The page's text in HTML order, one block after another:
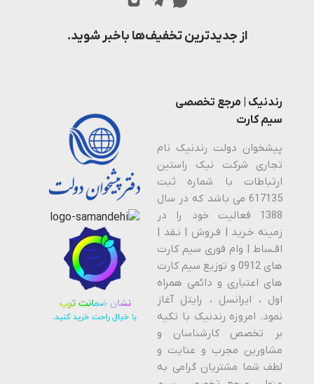
از جدیدترین تخفیف‌ها باخبر شوید.
رندنیک | مرجع تخصصی
سیم کارت
پیشخوان دولت رندنیک نام
تجاری شرکت نیک راستین
ارتباطات با شماره ثبت
617135 می باشد که در سال
1388 فعالیت خود را در
زمینه خـرید | فـروش | نـقد |
اقـساط | وام فوری سیم کارت
های 0912 و توزیع سیم کارت
های اعتباری و دائمی همراه
اول ، ایرانسل ، رایتل آغاز
نمود. امروزه رندنیک با تکیه
بر تخصص کارشناسان و
مشاورین مجرب و عنایت و
لطف شما مشتریان گرامی به